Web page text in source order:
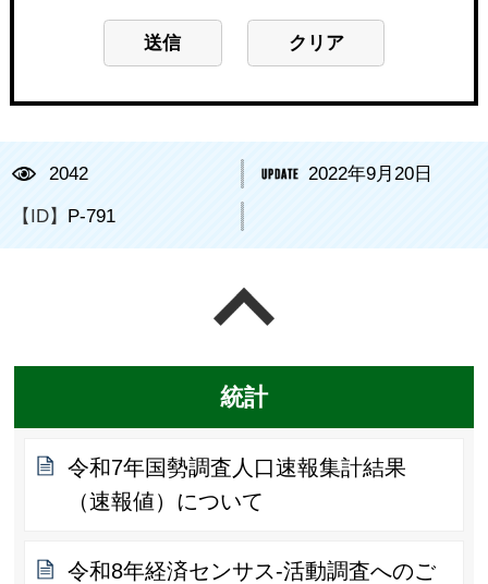
2042 2022年9月20日
【ID】 P-791
統計
令和7年国勢調査人口速報集計結果
（速報値）について
令和8年経済センサス-活動調査へのご